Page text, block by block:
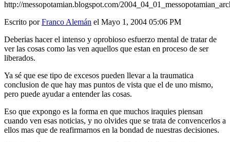
http://messopotamian.blogspot.com/
Escrito porFranco Alemán el Mayo 1, 2004 05:06 PM
Deberias hacer el intenso y oprobioso esfuerzo mental de tratar de
ver las cosas como las ven aquellos que estan en proceso de ser
liberados.
Ya sé que ese tipo de excesos pueden llevar a la traumatica
conclusion de que hay mas puntos de vista que el de uno mismo,
pero puede ayudar a entender las cosas.
Eso que expongo es la forma en que muchos iraquies piensan
cuando ven esas noticias, y no olvides que se trata de convencerlos a
ellos mas que de reafirmarnos en la bondad de nuestras decisiones.